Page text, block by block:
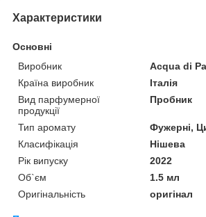
Характеристики
Основні
Виробник
Acqua di
Країна виробник
Італія
Вид парфумерної
продукції
Пробник
Тип аромату
Фужерні,
Класифікація
Нішева
Рік випуску
2022
Об`єм
1.5 мл
Оригінальність
оригінал